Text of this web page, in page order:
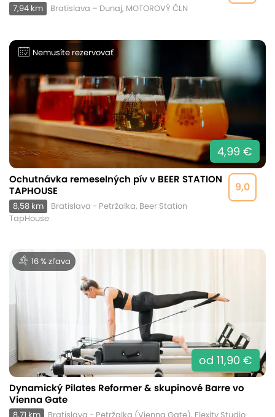
7,94 km Bratislava – Dunaj, MOTOROVÝ ČLN
Nemusíte rezervovať
4,99 €
9,0
Ochutnávka remeselných pív v BEER STATION
TAPHOUSE
8,58 km
Bratislava - Petržalka, Beer Station
TapHouse
16 % zľava
od 11,90 €
Dynamický Pilates Reformer & skupinové Barre vo
Vienna Gate
8,71 km Bratislava - Petržalka (Vienna Gate), Flexity Studio